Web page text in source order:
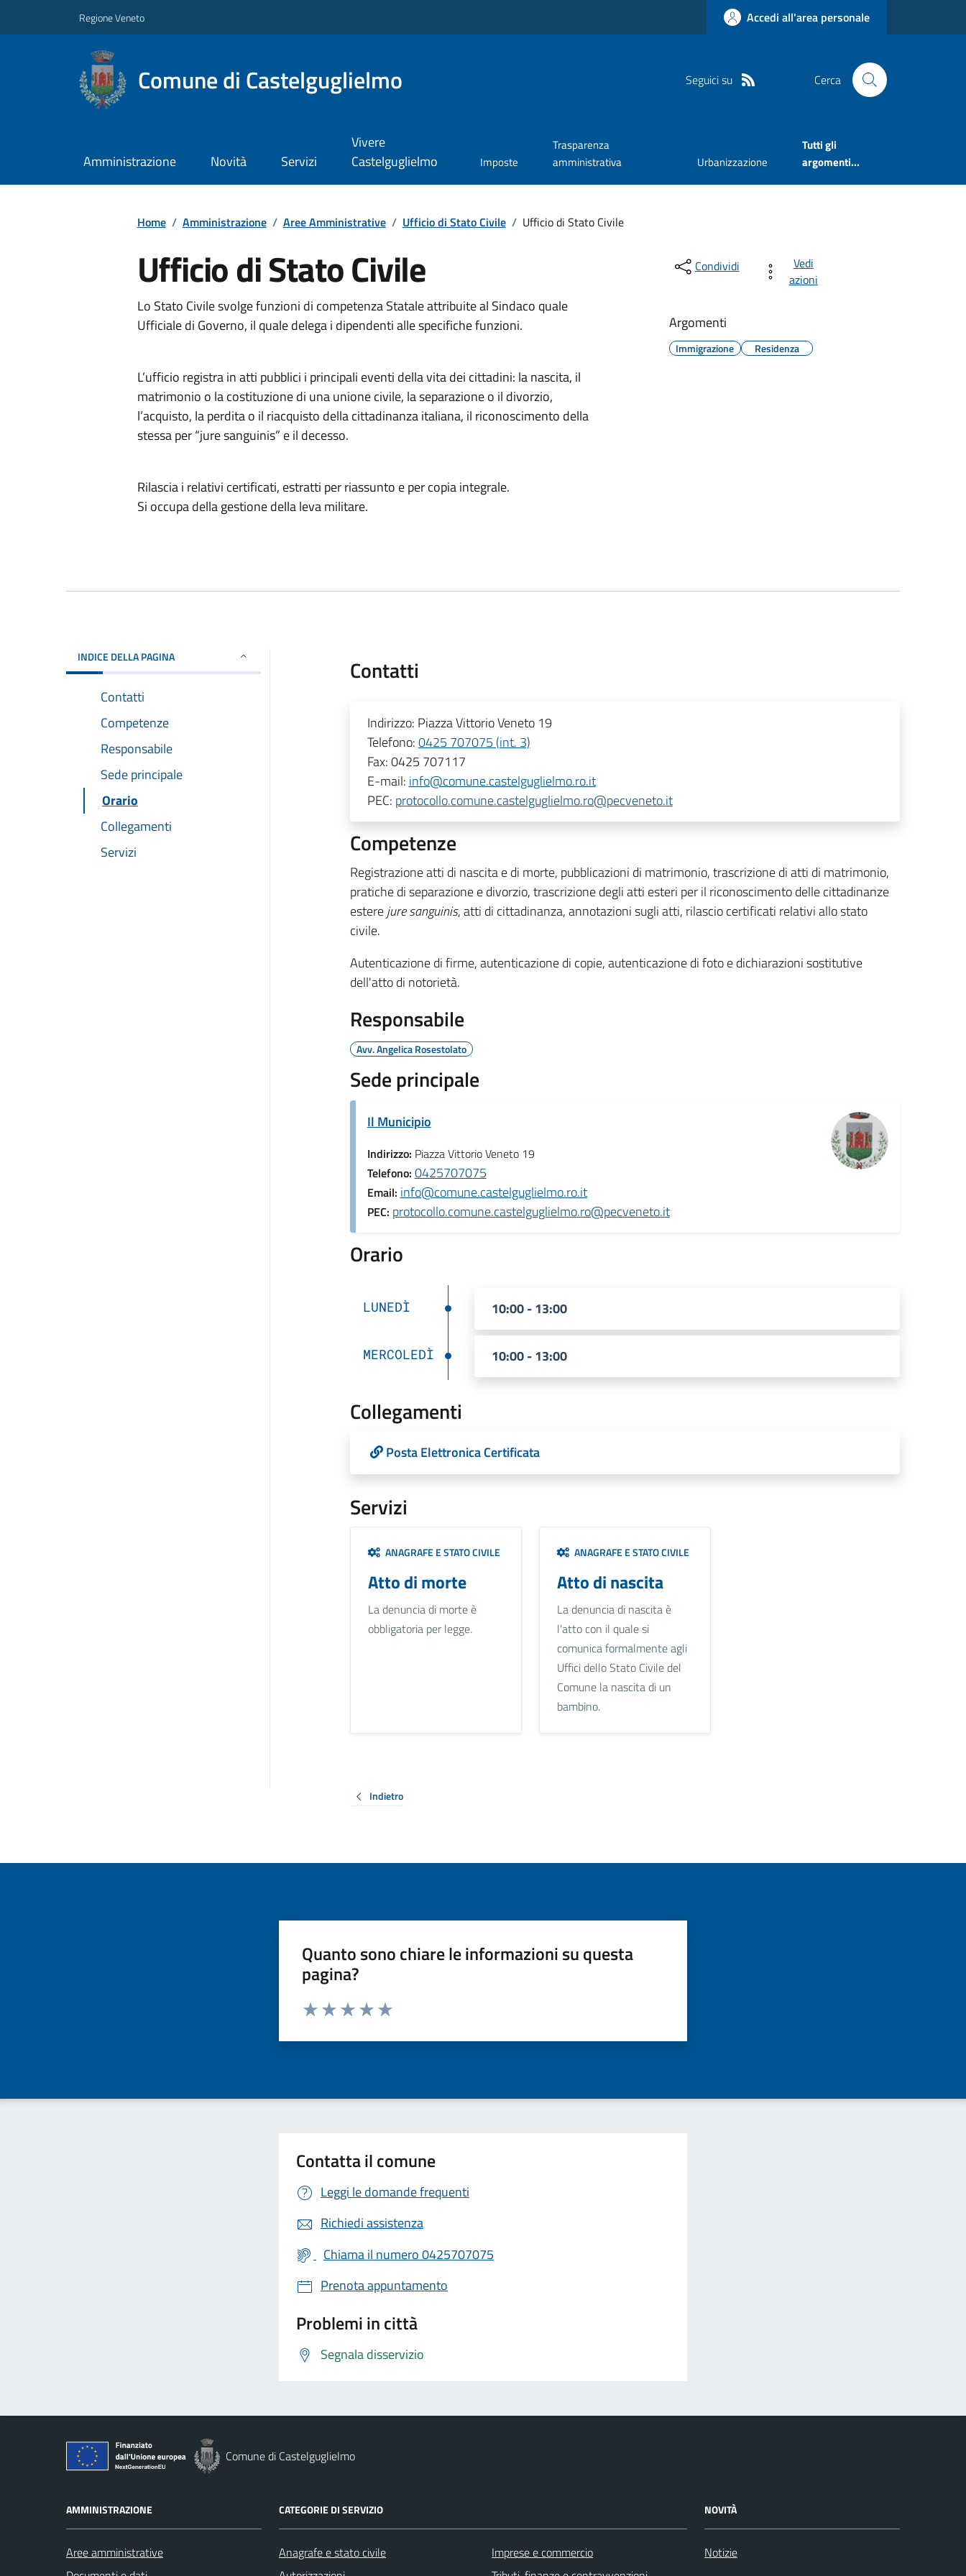
Regione Veneto Accedi all'area personale
Comune di Castelguglielmo Seguici su Cerca
Amministrazione Novità Servizi
Vivere
Castelguglielmo
Imposte
Trasparenza
amministrativa
Urbanizzazione
Tutti gli
argomenti...
Home / Amministrazione / Aree Amministrative / Ufficio di Stato Civile / Ufficio di Stato Civile
Ufficio di Stato Civile
Lo Stato Civile svolge funzioni di competenza Statale attribuite al Sindaco quale
Ufficiale di Governo, il quale delega i dipendenti alle specifiche funzioni.
L’ufficio registra in atti pubblici i principali eventi della vita dei cittadini: la nascita, il
matrimonio o la costituzione di una unione civile, la separazione o il divorzio,
l’acquisto, la perdita o il riacquisto della cittadinanza italiana, il riconoscimento della
stessa per “jure sanguinis” e il decesso.
Rilascia i relativi certificati, estratti per riassunto e per copia integrale.
Si occupa della gestione della leva militare.
Condividi
Vedi
azioni
Argomenti
Immigrazione Residenza
INDICE DELLA PAGINA
Contatti
Competenze
Responsabile
Sede principale
Orario
Collegamenti
Servizi
Contatti
Indirizzo: Piazza Vittorio Veneto 19
Telefono:0425 707075 (int. 3)
Fax:0425 707117
E-mail: info@comune.castelguglielmo.ro.it
PEC: protocollo.comune.castelguglielmo.ro@pecveneto.it
Competenze
Registrazione atti di nascita e di morte, pubblicazioni di matrimonio, trascrizione di atti di matrimonio,
pratiche di separazione e divorzio, trascrizione degli atti esteri per il riconoscimento delle cittadinanze
esterejure sanguinis, atti di cittadinanza, annotazioni sugli atti, rilascio certificati relativi allo stato
civile.
Autenticazione di firme, autenticazione di copie, autenticazione di foto e dichiarazioni sostitutive
dell'atto di notorietà.
Responsabile
Avv. Angelica Rosestolato
Sede principale
Il Municipio
Indirizzo: Piazza Vittorio Veneto 19
Telefono: 0425707075
Email: info@comune.castelguglielmo.ro.it
PEC: protocollo.comune.castelguglielmo.ro@pecveneto.it
Orario
LUNEDÌ 10:00 - 13:00
MERCOLEDÌ 10:00 - 13:00
Collegamenti
Posta Elettronica Certificata
Servizi
ANAGRAFE E STATO CIVILE
Atto di morte
La denuncia di morte è
obbligatoria per legge.
ANAGRAFE E STATO CIVILE
Atto di nascita
La denuncia di nascita è
l'atto con il quale si
comunica formalmente agli
Uffici dello Stato Civile del
Comune la nascita di un
bambino.
Indietro
Quanto sono chiare le informazioni su questa
pagina?
Valuta da 1 a 5 stelle la pagina
Contatta il comune
Leggi le domande frequenti
Richiedi assistenza
Chiama il numero 0425707075
Prenota appuntamento
Problemi in città
Segnala disservizio
Comune di Castelguglielmo
AMMINISTRAZIONE
Aree amministrative
CATEGORIE DI SERVIZIO
Anagrafe e stato civile
Imprese e commercio
NOVITÀ
Notizie